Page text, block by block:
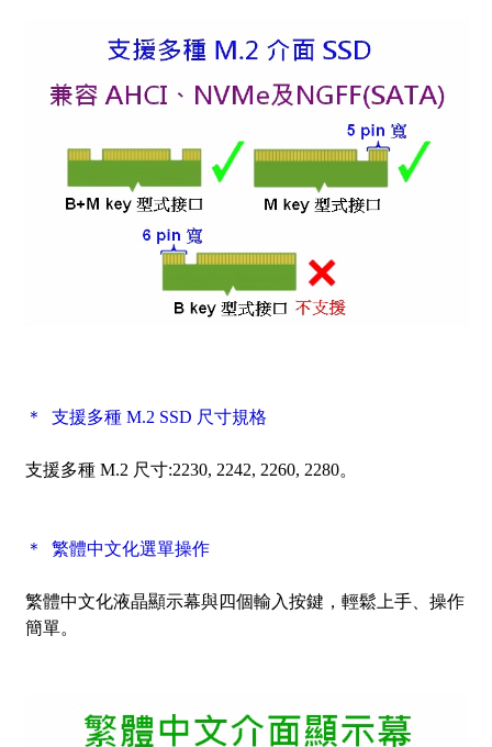
＊ 支援多種 M.2 SSD 尺寸規格
支援多種 M.2 尺寸:2230, 2242, 2260, 2280。
＊ 繁體中文化選單操作
繁體中文化液晶顯示幕與四個輸入按鍵，輕鬆上手、操作
簡單。